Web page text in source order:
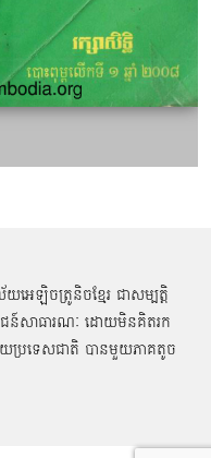
េឡិចត្រូនិចខ្មែរ ជាសម្បតិ្ត
ោជន៍សាធារណៈ ដោយមិនគិតរក
យប្រទេសជាតិ បានមួយភាគតូច